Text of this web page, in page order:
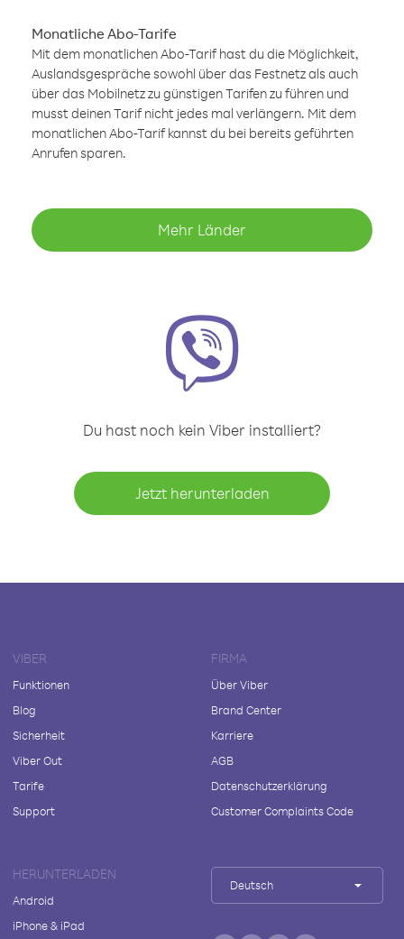
Monatliche Abo-Tarife
Mit dem monatlichen Abo-Tarif hast du die Möglichkeit,
Auslandsgespräche sowohl über das Festnetz als auch
über das Mobilnetz zu günstigen Tarifen zu führen und
musst deinen Tarif nicht jedes mal verlängern. Mit dem
monatlichen Abo-Tarif kannst du bei bereits geführten
Anrufen sparen.
Mehr Länder
Du hast noch kein Viber installiert?
Jetzt herunterladen
VIBER
Funktionen
Blog
Sicherheit
Viber Out
Tarife
Support
FIRMA
Über Viber
Brand Center
Karriere
AGB
Datenschutzerklärung
Customer Complaints Code
HERUNTERLADEN
Android
iPhone & iPad
Deutsch